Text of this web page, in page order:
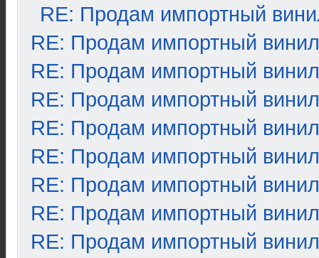
RE: Продам импортный
RE: Продам импортный винил
RE: Продам импортный винил
RE: Продам импортный винил
RE: Продам импортный винил
RE: Продам импортный винил
RE: Продам импортный винил
RE: Продам импортный винил
RE: Продам импортный винил